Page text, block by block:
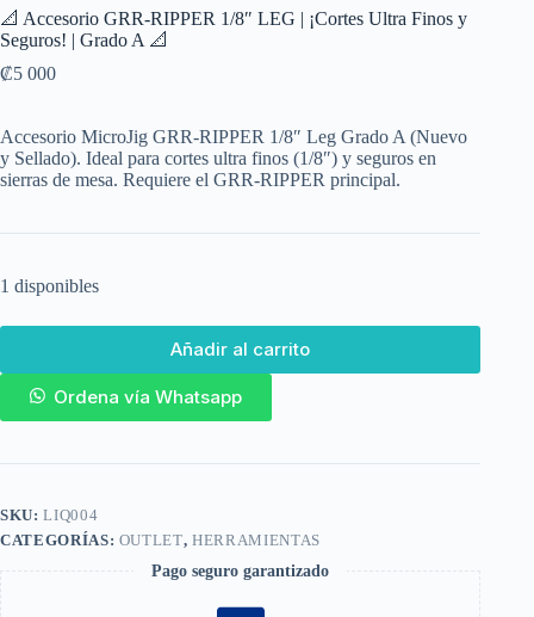
📐 Accesorio GRR-RIPPER 1/8″ LEG | ¡Cortes Ultra Finos y
Seguros! | Grado A 📐
₡5 000
Accesorio MicroJig GRR-RIPPER 1/8″ Leg Grado A (Nuevo
y Sellado). Ideal para cortes ultra finos (1/8″) y seguros en
sierras de mesa. Requiere el GRR-RIPPER principal.
1 disponibles
Añadir al carrito
Ordena vía Whatsapp
SKU:LIQ004
CATEGORÍAS: OUTLET,HERRAMIENTAS
Pago seguro garantizado